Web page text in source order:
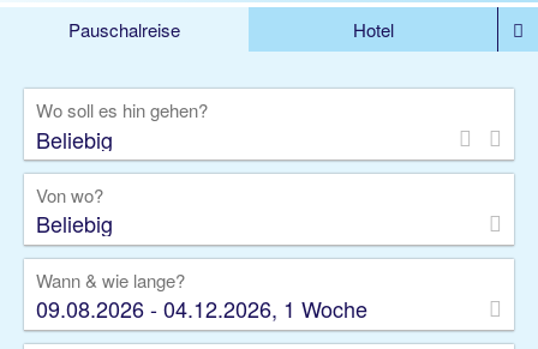
Pauschalreise
Hotel
Rundreise
Kreuzfahrt
Gruppenreise
Camper Privattransfer
Wo soll es hin gehen?
Von wo?
Beliebig
Wann & wie lange?
09.08.2026 - 04.12.2026, 1 Woche